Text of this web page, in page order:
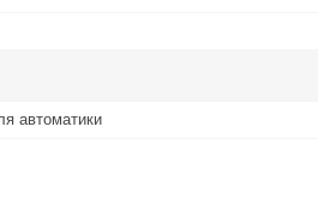
автоматики